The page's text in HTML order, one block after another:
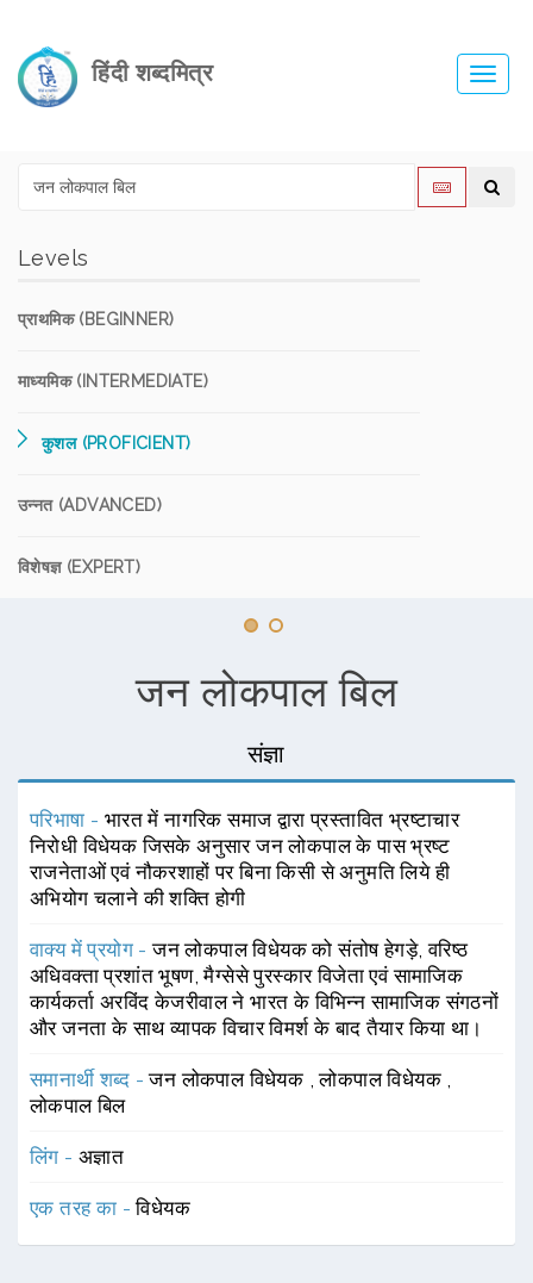
हिंदी शब्दमित्र
Levels
प्राथमिक (BEGINNER)
माध्यमिक (INTERMEDIATE)
कुशल (PROFICIENT)
उन्नत (ADVANCED)
विशेषज्ञ (EXPERT)
जन लोकपाल बिल
संज्ञा
परिभाषा - भारत में नागरिक समाज द्वारा प्रस्तावित भ्रष्टाचार
निरोधी विधेयक जिसके अनुसार जन लोकपाल के पास भ्रष्ट
राजनेताओं एवं नौकरशाहों पर बिना किसी से अनुमति लिये ही
अभियोग चलाने की शक्ति होगी
वाक्य में प्रयोग -जन लोकपाल विधेयक को संतोष हेगड़े, वरिष्ठ
अधिवक्ता प्रशांत भूषण, मैग्सेसे पुरस्कार विजेता एवं सामाजिक
कार्यकर्ता अरविंद केजरीवाल ने भारत के विभिन्न सामाजिक संगठनों
और जनता के साथ व्यापक विचार विमर्श के बाद तैयार किया था।
समानार्थी शब्द -जन लोकपाल विधेयक ,लोकपाल विधेयक ,
लोकपाल बिल
लिंग - अज्ञात
एक तरह का -विधेयक